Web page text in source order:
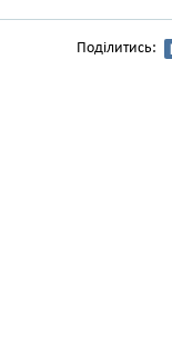
Поділитись: